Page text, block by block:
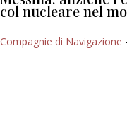
col nucleare nel
Compagnie di Navigazione